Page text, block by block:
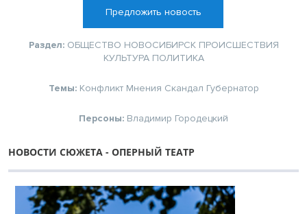
Предложить новость
Раздел: ОБЩЕСТВО НОВОСИБИРСК ПРОИСШЕСТВИЯ
КУЛЬТУРА ПОЛИТИКА
Темы: Конфликт Мнения Скандал Губернатор
Персоны: Владимир Городецкий
НОВОСТИ СЮЖЕТА - ОПЕРНЫЙ ТЕАТР